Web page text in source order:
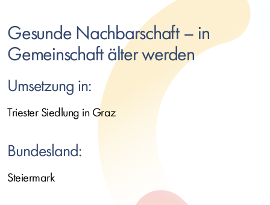
Gesunde Nachbarschaft – in
Gemeinschaft älter werden
Umsetzung in:
Triester Siedlung in Graz
Bundesland:
Steiermark